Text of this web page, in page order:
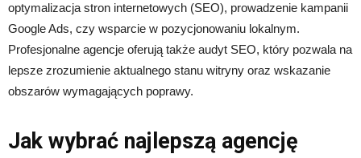
optymalizacja stron internetowych (SEO), prowadzenie kampanii
Google Ads, czy wsparcie w pozycjonowaniu lokalnym.
Profesjonalne agencje oferują także audyt SEO, który pozwala na
lepsze zrozumienie aktualnego stanu witryny oraz wskazanie
obszarów wymagających poprawy.
Jak wybrać najlepszą agencję